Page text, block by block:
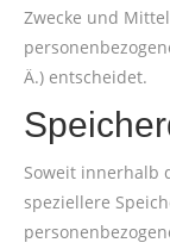
Zwecke und
Ä.) entscheidet.
Soweit innerhalb
speziellere